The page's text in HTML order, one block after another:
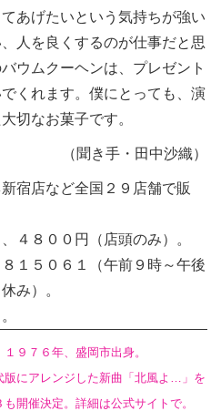
あげたいという気持ちが強い
人を良くするのが仕事だと思
ウムクーヘンは、プレゼント
くれます。僕にとっても、演
切なお菓子です。
（聞き手・田中沙織）
宿店など全国２９店舗で販
４８００円（店頭のみ）。
１５０６１（午前９時～午後
み）。
９７６年、盛岡市出身。
にアレンジした新曲「北風よ…」を
開催決定。詳細は公式サイトで。